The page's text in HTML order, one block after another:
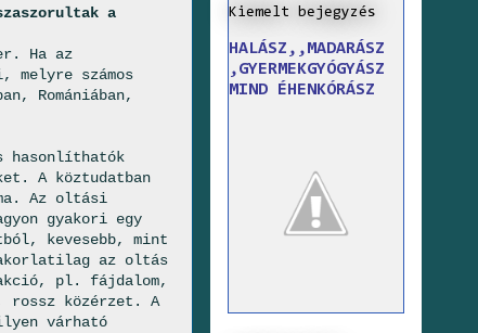
a
Ha az
számos
Romániában,
hasonlíthatók
A köztudatban
Az oltási
gyakori egy
kevesebb, mint
az oltás
pl. fájdalom,
rossz közérzet. A
várható
Kiemelt bejegyzés
HALÁSZ,,MADARÁSZ
,GYERMEKGYÓGYÁSZ
MIND ÉHENKÓRÁSZ